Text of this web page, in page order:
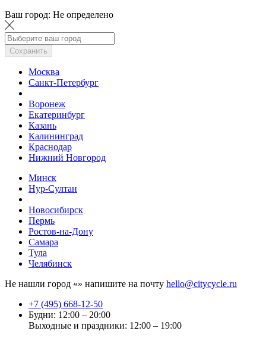
Ваш город: Не определено
Сохранить
Москва
Санкт-Петербург
Воронеж
Екатеринбург
Казань
Калининград
Краснодар
Нижний Новгород
Минск
Нур-Султан
Новосибирск
Пермь
Ростов-на-Дону
Самара
Тула
Челябинск
Не нашли город «» напишите на почту hello@citycycle.ru
+7 (495) 668-12-50
Будни: 12:00 – 20:00
Выходные и праздники: 12:00 – 19:00